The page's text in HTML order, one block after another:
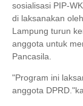
sosialisasi PIP-
di laksanakan
Lampung turun
anggota untuk
Pancasila.
"Program ini
anggota